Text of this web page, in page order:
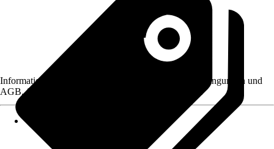
Informationen des Verkäufers, wie z. B. Rückgabebedingungen und
AGB, finden Sie bei Klick auf den Verkäufernamen.